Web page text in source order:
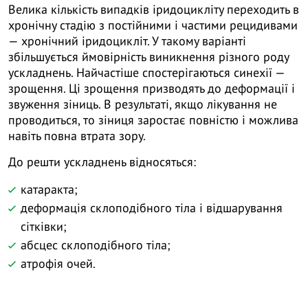
Велика кількість випадків іридоцикліту переходить в
хронічну стадію з постійними і частими рецидивами
— хронічний іридоцикліт. У такому варіанті
збільшується ймовірність виникнення різного роду
ускладнень. Найчастіше спостерігаються синехії —
зрощення. Ці зрощення призводять до деформації і
звуження зіниць. В результаті, якщо лікування не
проводиться, то зіниця заростає повністю і можлива
навіть повна втрата зору.
До решти ускладнень відносяться:
катаракта;
деформація склоподібного тіла і відшарування
сітківки;
абсцес склоподібного тіла;
атрофія очей.